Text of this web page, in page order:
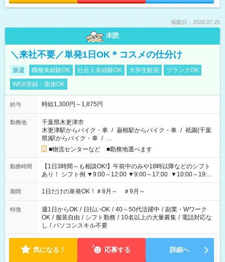
掲載日：2026.07.25
未読
＼来社不要／単発1日OK＊コスメの仕分け
派遣 職種未経験OK 社会人未経験OK 大学生歓迎
ブランクOK
WEB登録・面接OK
給与 時給1,300円～1,875円
勤務地
千葉県木更津市
木更津駅からバイク・車 / 巌根駅からバイク・車 / 祇園(千葉
県)駅からバイク・車 / …
■物流センターなど ■勤務地選べます
勤務時間
【1日3時間～も相談OK!】午前中のみや18時以降などのシフト
あり！ シフト例 ▼9:00～12:00 ▼9:00～17:00 ▼10:00～19:00
▼18:00～21:00
期間 1日だけの単発OK！＃8月～ ＃9月～
特徴 週1日からOK / 日払いOK / 40～50代活躍中 / 副業・Wワーク
OK / 服装自由 / シフト勤務 / 10名以上の大量募集 / 電話対応な
し / パソコンスキル不要
気になる！ 応募する 詳細へ